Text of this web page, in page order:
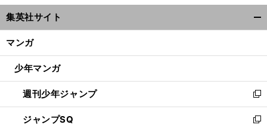
ウ
ィ
ン
ウ
開
く
集英社サイト
マンガ
少年マンガ
週刊少年ジャンプ
新
し
い
ジャンプSQ
新